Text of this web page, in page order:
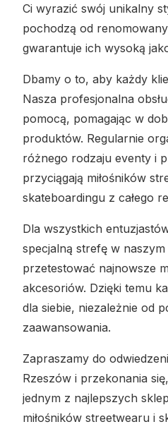
Ci wyrazić swój unikalny
pochodzą od
gwarantuje ich wysoką
Dbamy o to, aby każdy
Nasza profesjonalna
pomocą, pomagając w
produktów. Regularnie
różnego rodzaju eventy i
przyciągają miłośników
skateboardingu z całego
Dla wszystkich
specjalną strefę w
przetestować najnowsze
akcesoriów. Dzięki temu
dla siebie, niezależnie od
zaawansowania.
Zapraszamy do
Rzeszów i przekonania
jednym z najlepszych
miłośników streetwearu i